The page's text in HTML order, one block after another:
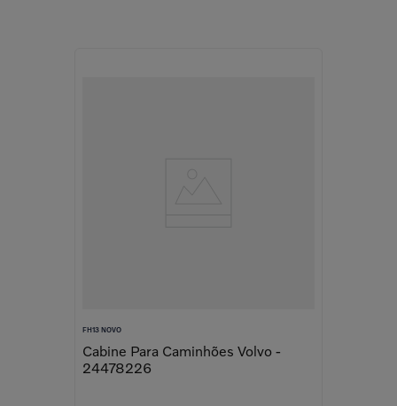
FH13 NOVO
Cabine Para Caminhões Volvo -
24478226